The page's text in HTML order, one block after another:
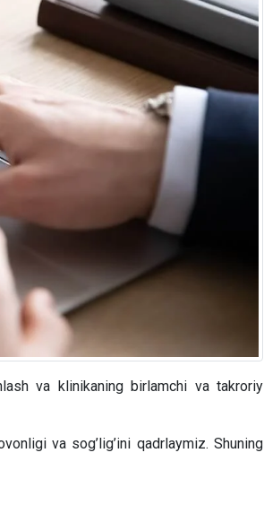
va klinikaning birlamchi va takroriy
va sog’lig’ini qadrlaymiz. Shuning